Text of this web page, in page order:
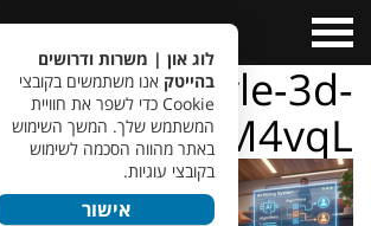
Menu
3d-
לוג און | משרות ודרושים
בהייטק אנו משתמשים בקובצי
Cookie כדי לשפר את חוויית
המשתמש שלך. המשך השימוש
באתר מהווה הסכמה לשימוש
בקובצי עוגיות.
אישור